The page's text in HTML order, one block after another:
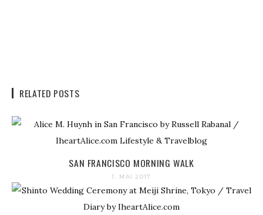
RELATED POSTS
SAN FRANCISCO MORNING WALK
1. MAI 2017